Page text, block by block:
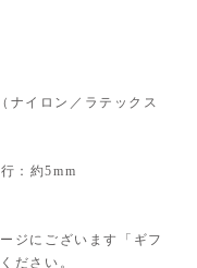
ナイロン／ラテックス
：約5mm
ジにございます「ギフ
ださい。